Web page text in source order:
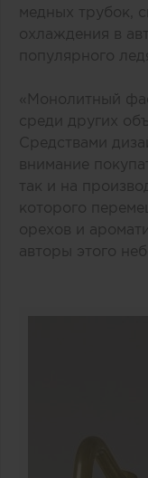
медных трубок,
охлаждения в
популярного
«Монолитный
среди других
Средствами
внимание
так и на
которого
орехов и
авторы этого